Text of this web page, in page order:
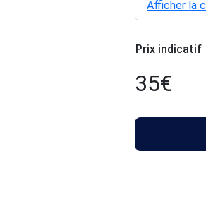
Afficher la
Prix indicatif
35€